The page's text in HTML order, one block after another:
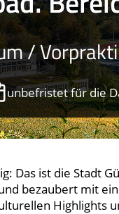
/
unbefristet für die
Das ist die Stadt
bezau­bert mit
Highlights